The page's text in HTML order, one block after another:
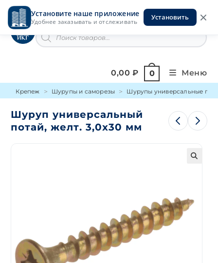
Установите наше приложение
Удобнее заказывать и отслеживать
Установить
Перейти
содержимомуИнструменты на Горской
товаров
0,00₽ 0 Меню
Крепеж Шурупы и саморезы Шурупы универсальные
Шуруп универсальный
потай, желт. 3,0х30 мм